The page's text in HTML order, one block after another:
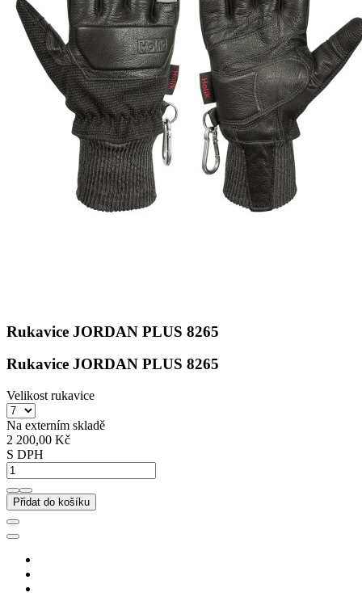
Rukavice JORDAN PLUS 8265
Rukavice JORDAN PLUS 8265
Velikost rukavice
Na externím skladě
2 200,00 Kč
S DPH
Přidat do košíku